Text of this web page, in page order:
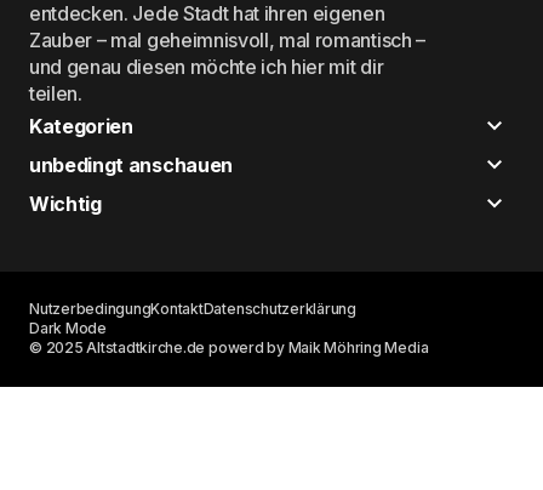
entdecken. Jede Stadt hat ihren eigenen
Zauber – mal geheimnisvoll, mal romantisch –
und genau diesen möchte ich hier mit dir
teilen.
Kategorien
unbedingt anschauen
Wichtig
© 2025 Altstadtkirche.de powerd by Maik Möhring Media
NutzerbedingungKontaktDatenschutzerklärung
Dark Mode